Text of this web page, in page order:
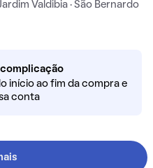
Valdibia · São Bernardo
início ao fim da compra e
conta